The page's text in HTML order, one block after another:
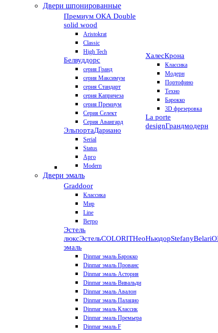
Двери шпонированные
Премиум ОКА Double
solid wood
Aristokrat
Classic
High Tech
Белвуддорс
серия Гранд
серия Максимум
серия Стандарт
серия Капричеза
серия Премиум
Серия Селект
Серия Авангард
ЭльпортаДариано
Serial
Status
Арго
Modern
ХалесКрона
Классика
Модерн
Портофино
Техно
Барокко
3D фрезеровка
La porte
designГрандмодерн
Двери эмаль
Graddoor
Классика
Мир
Line
Ветро
Эстель
люксЭстельCOLORITНеоНьюдорStefanyBelari
эмаль
Dinmar эмаль Барокко
Dinmar эмаль Прованс
Dinmar эмаль Астория
Dinmar эмаль Вивальди
Dinmar эмаль Авалон
Dinmar эмаль Палацио
Dinmar эмаль Классик
Dinmar эмаль Премьера
Dinmar эмаль F